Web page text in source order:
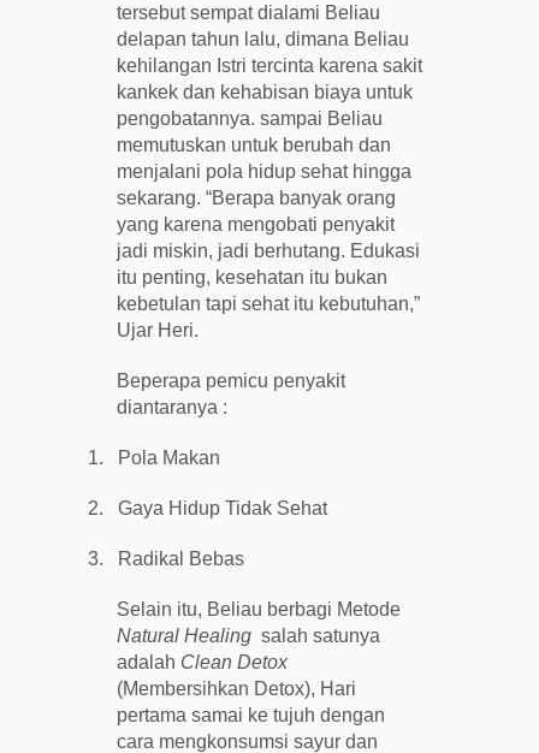
tersebut sempat dialami Beliau
delapan tahun lalu, dimana Beliau
kehilangan Istri tercinta karena sakit
kankek dan kehabisan biaya untuk
pengobatannya. sampai Beliau
memutuskan untuk berubah dan
menjalani pola hidup sehat hingga
sekarang. “Berapa banyak orang
yang karena mengobati penyakit
jadi miskin, jadi berhutang. Edukasi
itu penting, kesehatan itu bukan
kebetulan tapi sehat itu kebutuhan,”
Ujar Heri.
Beperapa pemicu penyakit
diantaranya :
1. Pola Makan
2. Gaya Hidup Tidak Sehat
3. Radikal Bebas
Selain itu, Beliau berbagi Metode
Natural Healing salah satunya
adalah Clean Detox
(Membersihkan Detox), Hari
pertama samai ke tujuh dengan
cara mengkonsumsi sayur dan